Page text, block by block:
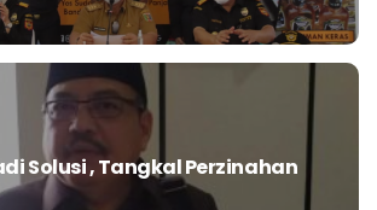
Solusi , Tangkal Perzinahan